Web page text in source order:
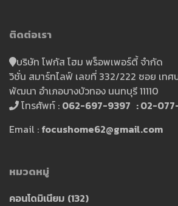
ติดต่อเรา
บริษัท โฟกัส โฮม พร็อพเพอร์ตี้ จำกัด
วิชั่น สมาร์ทไลฟ์ เลขที่ 332/222 ซอย เทศ
พัฒนา อำเภอบางบัวทอง นนทบุรี 11110
โทรศัพท์ : 062-697-9397 : 02-
Email : focushome62@gmail.com
หมวดหมู่
คอนโดมิเนียม (132)